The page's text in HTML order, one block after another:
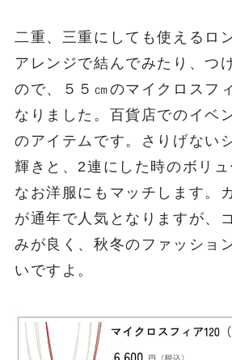
二重、三重にしても使えるロ
アレンジで結んでみたり、つ
ので、５５㎝のマイクロスフ
なりました。百貨店でのイベ
のアイテムです。さりげない
輝きと、2連にした時のボリ
なお洋服にもマッチします。
が通年で人気となりますが、
みが良く、秋冬のファッショ
いですよ。